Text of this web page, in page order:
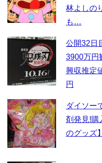
林よしの
も…
公開32日
3900万円
興収推定
円
ダイソー
剤発見!購
のグッズ】